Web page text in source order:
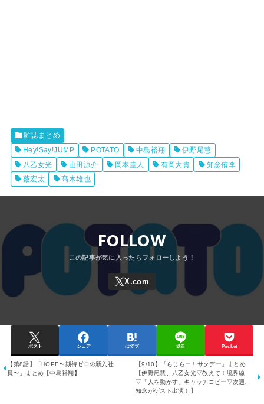
雑誌まとめ
Hey!Say!JUMP
POTATO 中島裕翔
伊野尾慧
八乙女光
山田涼介 岡本圭人 有岡大貴
知念侑李
薮宏太
髙木雄也
FOLLOW
ポスト シェア はてブ 送る Pocket
【第8話】「HOPE〜期待ゼロの新入社
員〜」まとめ【中島裕翔】
【9/10】「らじらー！サタデー」まとめ
【伊野尾慧、八乙女光▽教えて！境界線
▽「人を動かす」キャッチコピー▽次週、
知念がゲスト出演！】